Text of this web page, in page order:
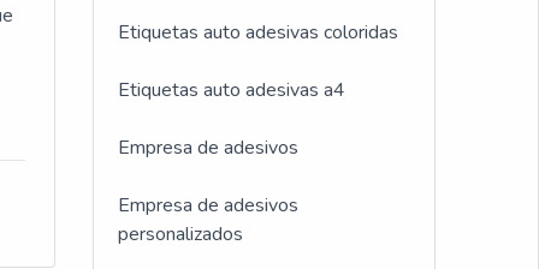
Etiquetas auto adesivas coloridas
Etiquetas auto adesivas a4
Empresa de adesivos
Empresa de adesivos
personalizados